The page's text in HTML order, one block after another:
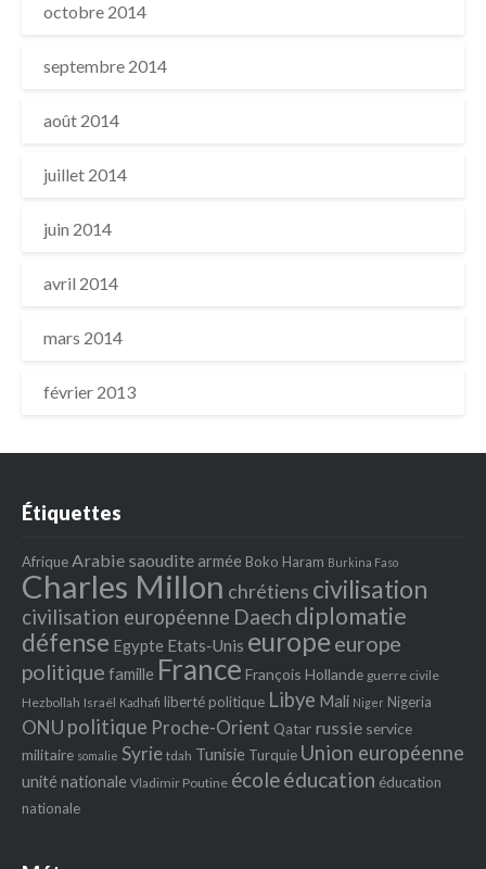
octobre 2014
septembre 2014
août 2014
juillet 2014
juin 2014
avril 2014
mars 2014
février 2013
Étiquettes
AfriqueArabie saoudite armée Boko Haram Burkina Faso
Charles Millon chrétiens civilisation
civilisation européenne Daech diplomatie
défense Egypte Etats‐Unis europeeurope
politique famille France François Hollande guerre civile
Hezbollah Israël Kadhafi liberté politique Libye Mali Niger Nigeria
ONU politique Proche-Orient Qatar russie service
militaire somalie Syrie tdah Tunisie Turquie Union européenne
unité nationale Vladimir Poutine écoleéducation éducation
nationale